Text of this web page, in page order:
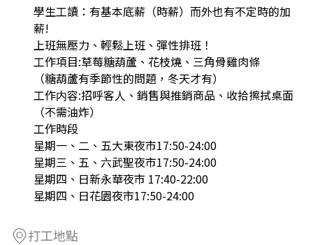
學生工讀：有基本底薪（時薪）而外也有不定時的加
薪!
上班無壓力、輕鬆上班、彈性排班！
工作項目:草莓糖葫蘆、花枝燒、三角骨雞肉條
（糖葫蘆有季節性的問題，冬天才有）
工作内容:招呼客人、銷售與推銷商品、收拾擦拭桌面
（不需油炸）
工作時段
星期一、二、五大東夜市17:50-24:00
星期三、五、六武聖夜市17:50-24:00
星期四、日新永華夜市 17:40-22:00
星期四、日花園夜市17:50-24:00
打工地點